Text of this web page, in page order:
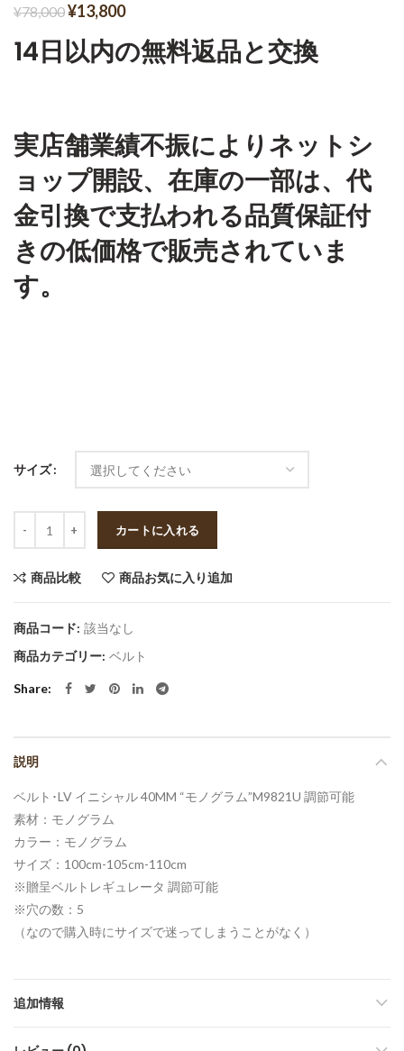
¥78,000¥13,800
14日以内の無料返品と交換
実店舗業績不振によりネットシ
ョップ開設、在庫の一部は、代
金引換で支払われる品質保証付
きの低価格で販売されていま
す。
サイズ
カートに入れる
商品比較 商品お気に入り追加
商品コード: 該当なし
商品カテゴリー: ベルト
Share
説明
ベルト･LV イニシャル 40MM “モノグラム”M9821U 調節可能
素材：モノグラム
カラー：モノグラム
サイズ：100cm-105cm-110cm
※贈呈ベルトレギュレータ 調節可能
※穴の数：5
（なので購入時にサイズで迷ってしまうことがなく）
追加情報